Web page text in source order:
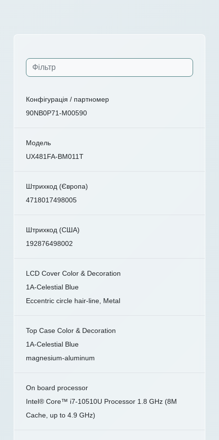
Конфігурація / партномер
90NB0P71-M00590
Модель
UX481FA-BM011T
Штрихкод (Європа)
4718017498005
Штрихкод (США)
192876498002
LCD Cover Color & Decoration
1A-Celestial Blue
Eccentric circle hair-line, Metal
Top Case Color & Decoration
1A-Celestial Blue
magnesium-aluminum
On board processor
Intel® Core™ i7-10510U Processor 1.8 GHz (8M
Cache, up to 4.9 GHz)